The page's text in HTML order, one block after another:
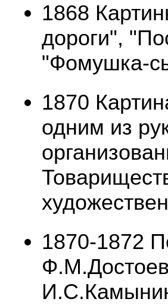
1868
дороги",
"Фомушка-
1870
одним из
1870-1872